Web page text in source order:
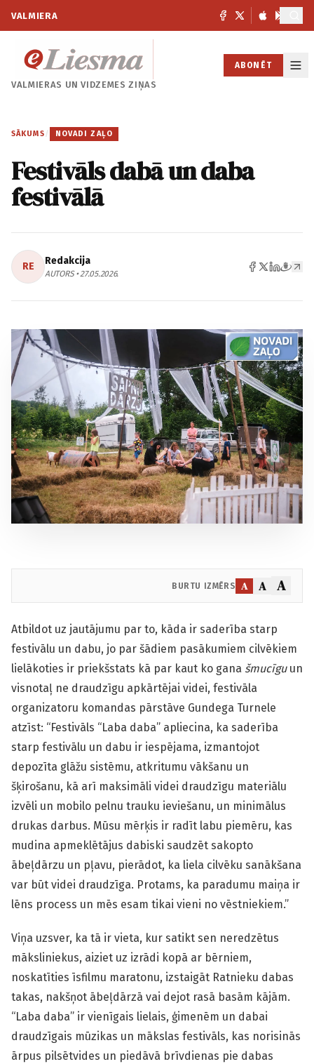
VALMIERA
VALMIERAS UNVIDZEMES ZIŅAS
ABONĒT
SĀKUMS / NOVADI ZAĻO
Festivāls dabā un daba
festivālā
RE Redakcija
AUTORS • 27.05.2026.
BURTU IZMĒRS A A A
Atbildot uz jautājumu par to, kāda ir saderība starp
festivālu un dabu, jo par šādiem pasākumiem cilvēkiem
lielākoties ir priekšstats kā par kaut ko gana šmucīguun
visnotaļ ne draudzīgu apkārtējai videi, festivāla
organizatoru komandas pārstāve Gundega Turnele
atzīst: “Festivāls “Laba daba” apliecina, ka saderība
starp festivālu un dabu ir iespējama, izmantojot
depozīta glāžu sistēmu, atkritumu vākšanu un
šķirošanu, kā arī maksimāli videi draudzīgu materiālu
izvēli un mobilo pelnu trauku ieviešanu, un minimālus
drukas darbus. Mūsu mērķis ir radīt labu piemēru, kas
mudina apmeklētājus dabiski saudzēt sakopto
ābeļdārzu un pļavu, pierādot, ka liela cilvēku sanākšana
var būt videi draudzīga. Protams, ka paradumu maiņa ir
lēns process un mēs esam tikai vieni no vēstniekiem.”
Viņa uzsver, ka tā ir vieta, kur satikt sen neredzētus
māksliniekus, aiziet uz izrādi kopā ar bērniem,
noskatīties īsfilmu maratonu, izstaigāt Ratnieku dabas
takas, nakšņot ābeļdārzā vai dejot rasā basām kājām.
“Laba daba” ir vienīgais lielais, ģimenēm un dabai
draudzīgais mūzikas un mākslas festivāls, kas norisinās
ārpus pilsētvides un piedāvā brīvdienas pie dabas